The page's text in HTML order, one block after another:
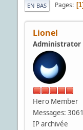
EN BAS Pages 1
Lionel
Administrator
Hero Member
Messages: 3061
IP archivée